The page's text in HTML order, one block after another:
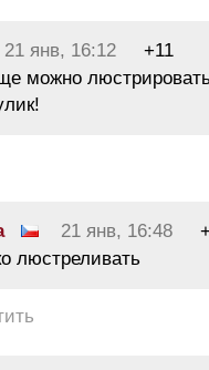
21 янв, 16:12
+11
можно
21 янв, 16:48
люстреливать